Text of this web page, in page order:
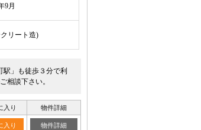
9月
リート造)
」も徒歩３分で利
相談下さい。
入り 物件詳細
入り 物件詳細